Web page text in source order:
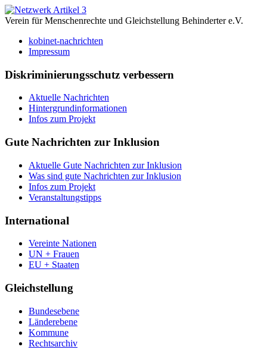
Verein für Menschenrechte und Gleichstellung Behinderter e.V.
kobinet-nachrichten
Impressum
Diskriminierungsschutz verbessern
Aktuelle Nachrichten
Hintergrundinformationen
Infos zum Projekt
Gute Nachrichten zur Inklusion
Aktuelle Gute Nachrichten zur Inklusion
Was sind gute Nachrichten zur Inklusion
Infos zum Projekt
Veranstaltungstipps
International
Vereinte Nationen
UN + Frauen
EU + Staaten
Gleichstellung
Bundesebene
Länderebene
Kommune
Rechtsarchiv